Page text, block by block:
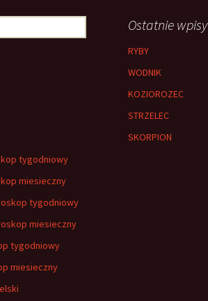
Ostatnie wpisy
RYBY
WODNIK
KOZIOROZEC
STRZELEC
SKORPION
tygodniowy
miesieczny
tygodniowy
miesieczny
tygodniowy
miesieczny